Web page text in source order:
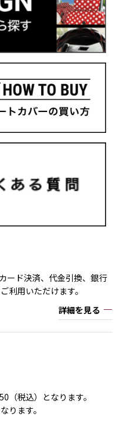
ード決済、代金引換、銀行
利用いただけます。
詳細を見る
（税込）となります。
ります。